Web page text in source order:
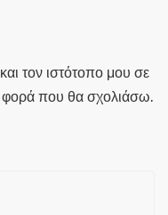
τον ιστότοπο μου σε
φορά που θα σχολιάσω.